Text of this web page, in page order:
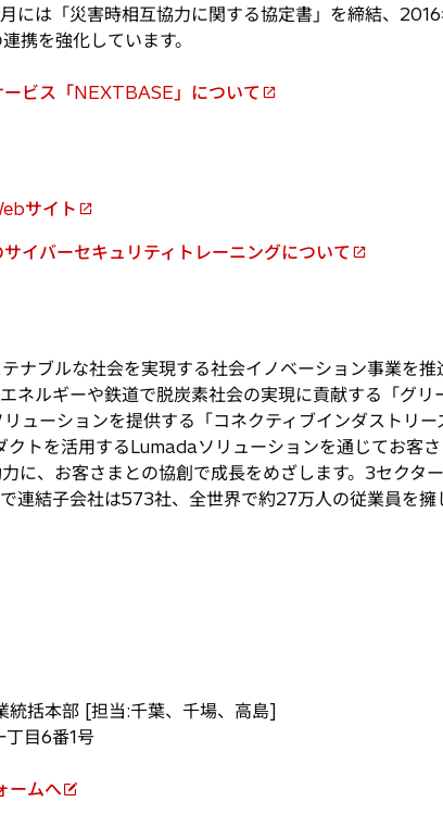
には「災害時相互協力に関する協定書」を締結、
携を強化しています。
ビス「NEXTBASE」について
サイト
イバーセキュリティトレーニングについて
ナブルな社会を実現する社会イノベーション事業を
ネルギーや鉄道で脱炭素社会の実現に貢献する「グ
ューションを提供する「コネクティブインダストリ
トを活用するLumadaソリューションを通じてお客
に、お客さまとの協創で成長をめざします。3セク
結子会社は573社、全世界で約27万人の従業員を擁
統括本部 [担当:千葉、千場、高島]
目6番1号
ームへ